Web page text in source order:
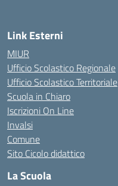
Link Esterni
MIUR
Ufficio Scolastico Regionale
Ufficio Scolastico Territoriale
Scuola in Chiaro
Iscrizioni On Line
Invalsi
Comune
Sito Cicolo didattico
La Scuola